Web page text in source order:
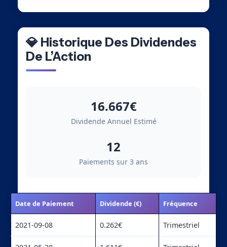
💎 Historique Des Dividendes
De L’Action
16.667€
Dividende Annuel Estimé
12
Paiements sur 3 ans
Date de Paiement Dividende (€) Fréquence
2021-09-08 0.262€ Trimestriel